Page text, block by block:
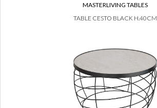
MASTERLIVING TABLES
TABLE CESTO BLACK H.40CM